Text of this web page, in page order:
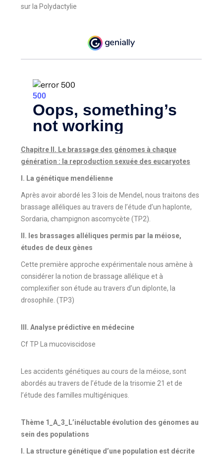
sur la Polydactylie
Chapitre II. Le brassage des génomes à chaque
génération : la reproduction sexuée des eucaryotes
I. La génétique mendélienne
Après avoir abordé les 3 lois de Mendel, nous traitons des
brassage alléliques au travers de l’étude d’un haplonte,
Sordaria, champignon ascomycète (TP2).
II. les brassages alléliques permis par la méiose,
études de deux gènes
Cette première approche expérimentale nous amène à
considérer la notion de brassage allélique et à
complexifier son étude au travers d’un diplonte, la
drosophile. (TP3)
III. Analyse prédictive en médecine
Cf TP La mucoviscidose
Les accidents génétiques au cours de la méiose, sont
abordés au travers de l’étude de la trisomie 21 et de
l’étude des familles multigéniques.
Thème 1_A_3_L’inéluctable évolution des génomes au
sein des populations
I. La structure génétique d’une population est décrite